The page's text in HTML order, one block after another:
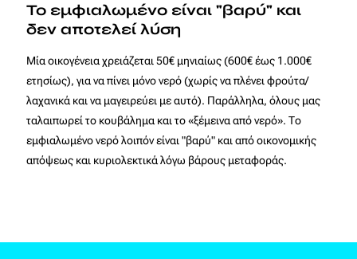
Το εμφιαλωμένο είναι "βαρύ" και
δεν αποτελεί λύση
Μία οικογένεια χρειάζεται 50€ μηνιαίως (600€ έως 1.000€
ετησίως), για να πίνει μόνο νερό (χωρίς να πλένει φρούτα/
λαχανικά και να μαγειρεύει με αυτό). Παράλληλα, όλους μας
ταλαιπωρεί το κουβάλημα και το «ξέμεινα από νερό». Το
εμφιαλωμένο νερό λοιπόν είναι "βαρύ" και από οικονομικής
απόψεως και κυριολεκτικά λόγω βάρους μεταφοράς.